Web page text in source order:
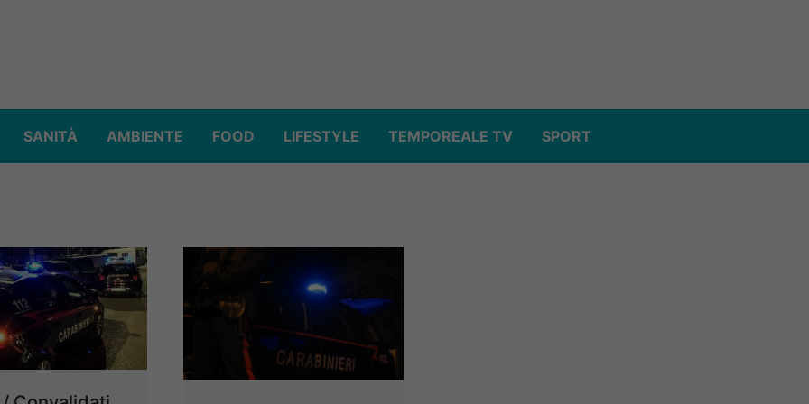
SANITÀ AMBIENTE FOOD LIFESTYLE TEMPOREALE TV SPORT